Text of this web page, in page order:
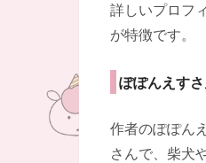
詳しいプロフ
が特徴です。
ぽぽんえす
作者のぽぽん
さんで、柴犬